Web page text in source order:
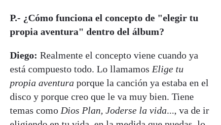
P.- ¿Cómo funciona el concepto de "elegir tu
propia aventura" dentro del álbum?
Diego: Realmente el concepto viene cuando ya
está compuesto todo. Lo llamamos Elige tu
propia aventura porque la canción ya estaba en el
disco y porque creo que le va muy bien. Tiene
temas como Dios Plan, Joderse la vida..., va de ir